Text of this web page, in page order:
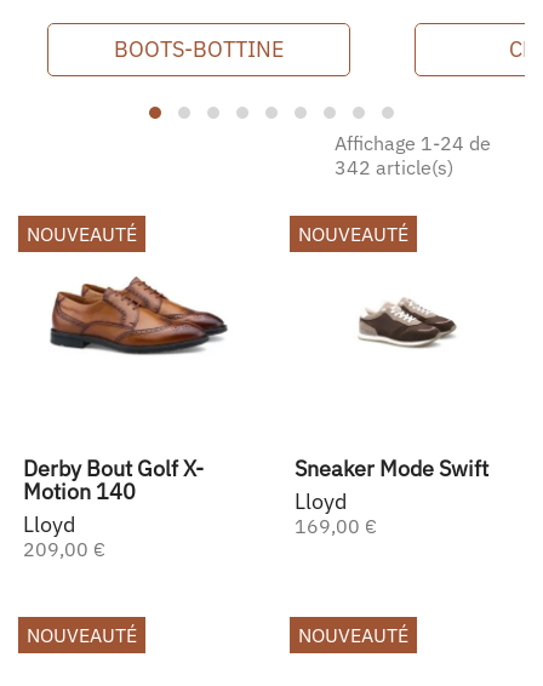
BOOTS-BOTTINE
Affichage 1-24 de
342 article(s)
Derby Bout Golf X-
Motion 140
Lloyd
209,00 €
NOUVEAUTÉ
Sneaker Mode Swift
Lloyd
169,00 €
NOUVEAUTÉ
NOUVEAUTÉ NOUVEAUTÉ